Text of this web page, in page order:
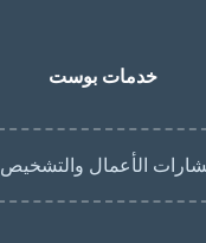
خدمات بوست
الأعمال والتشخيص